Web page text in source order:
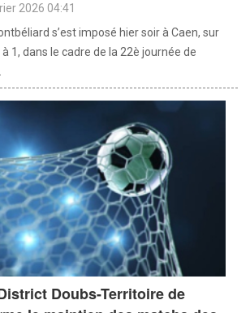
2026 04:41
s’est imposé hier soir à Caen, sur
1, dans le cadre de la 22è journée de
Doubs-Territoire de